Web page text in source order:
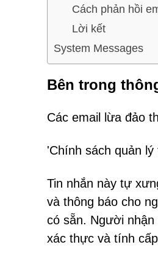
Cách phản hồi
Lời kết
System Messages
Bên trong
Các email lừa đảo
'Chính sách quản
Tin nhắn này tự
và thông báo cho
có sẵn. Người
xác thực và tính